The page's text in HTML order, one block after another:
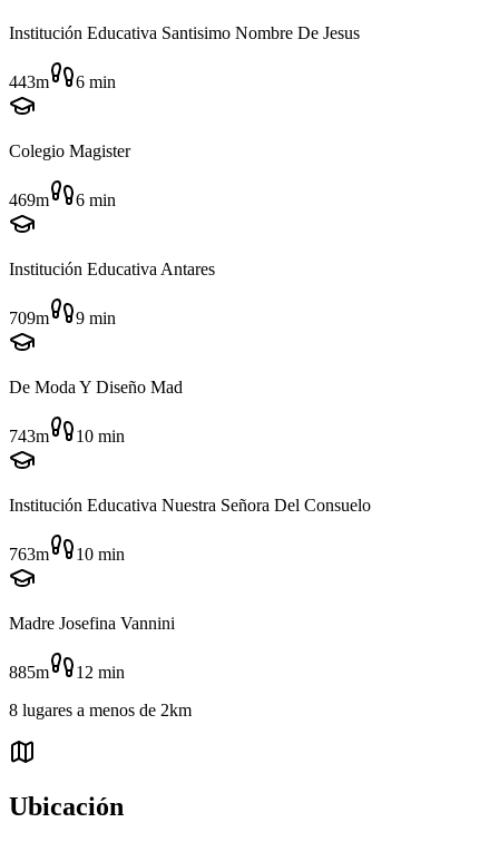
Institución Educativa Santisimo Nombre De Jesus
443m 6 min
Colegio Magister
469m 6 min
Institución Educativa Antares
709m 9 min
De Moda Y Diseño Mad
743m 10 min
Institución Educativa Nuestra Señora Del Consuelo
763m 10 min
Madre Josefina Vannini
885m 12 min
8 lugares a menos de 2km
Ubicación